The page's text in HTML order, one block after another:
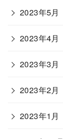
2023年5月
2023年4月
2023年3月
2023年2月
2023年1月